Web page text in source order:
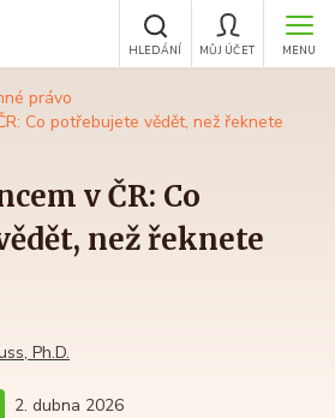
MENU
MŮJ ÚČET
HLEDÁNÍ
právo
Co potřebujete vědět, než řeknete
v ČR: Co
než řeknete
Ph.D.
2. dubna 2026